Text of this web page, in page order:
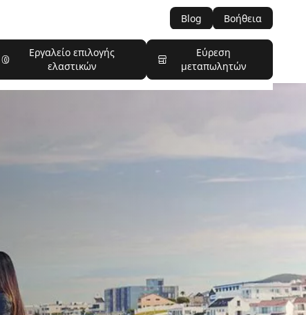
Blog Βοήθεια
Εργαλείο επιλογής
ελαστικών
Εύρεση
μεταπωλητών